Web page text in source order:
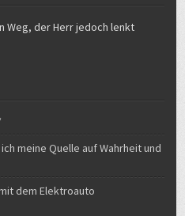
Weg, der Herr jedoch lenkt
meine Quelle auf Wahrheit und
dem Elektroauto